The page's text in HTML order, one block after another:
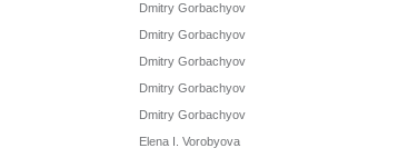
Dmitry Gorbachyov
Dmitry Gorbachyov
Dmitry Gorbachyov
Dmitry Gorbachyov
Dmitry Gorbachyov
Elena I. Vorobyova